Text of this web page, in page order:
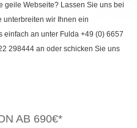
geile Webseite? Lassen Sie uns bei
unterbreiten wir Ihnen ein
einfach an unter Fulda +49 (0) 6657
298444 an oder schicken Sie uns
AB 690€*